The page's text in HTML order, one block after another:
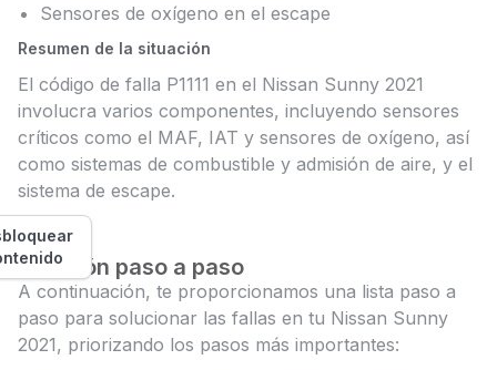
Sensores de oxígeno en el escape
Resumen de la situación
El código de falla P1111 en el Nissan Sunny 2021
involucra varios componentes, incluyendo sensores
críticos como el MAF, IAT y sensores de oxígeno, así
como sistemas de combustible y admisión de aire, y el
sistema de escape.
Solución paso a paso
A continuación, te proporcionamos una lista paso a
paso para solucionar las fallas en tu Nissan Sunny
2021, priorizando los pasos más importantes: